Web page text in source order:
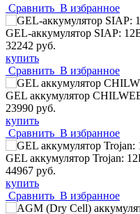
Сравнить В избранное
GEL-аккумулятор SIAP:
32242 руб.
купить
Сравнить В избранное
GEL аккумулятор
23990 руб.
купить
Сравнить В избранное
GEL аккумулятор Trojan:
44967 руб.
купить
Сравнить В избранное